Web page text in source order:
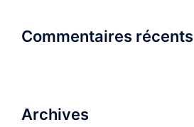
Commentaires récents
Archives